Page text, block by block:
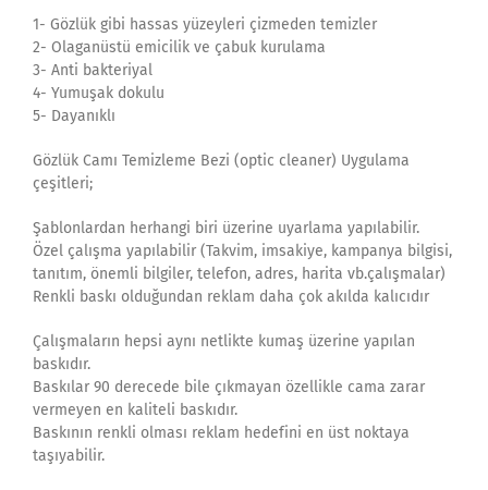
1- Gözlük gibi hassas yüzeyleri çizmeden temizler
2- Olaganüstü emicilik ve çabuk kurulama
3- Anti bakteriyal
4- Yumuşak dokulu
5- Dayanıklı
Gözlük Camı Temizleme Bezi (optic cleaner) Uygulama
çeşitleri;
Şablonlardan herhangi biri üzerine uyarlama yapılabilir.
Özel çalışma yapılabilir (Takvim, imsakiye, kampanya bilgisi,
tanıtım, önemli bilgiler, telefon, adres, harita vb.çalışmalar)
Renkli baskı olduğundan reklam daha çok akılda kalıcıdır
Çalışmaların hepsi aynı netlikte kumaş üzerine yapılan
baskıdır.
Baskılar 90 derecede bile çıkmayan özellikle cama zarar
vermeyen en kaliteli baskıdır.
Baskının renkli olması reklam hedefini en üst noktaya
taşıyabilir.